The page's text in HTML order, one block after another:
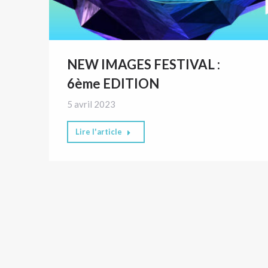
NEW IMAGES FESTIVAL :
6ème EDITION
5 avril 2023
Lire l'article